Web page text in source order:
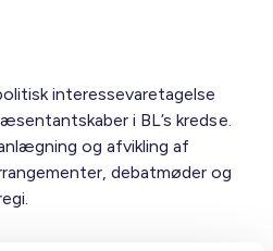
interessevaretagelse
i BL’s kredse.
og afvikling af
debatmøder og